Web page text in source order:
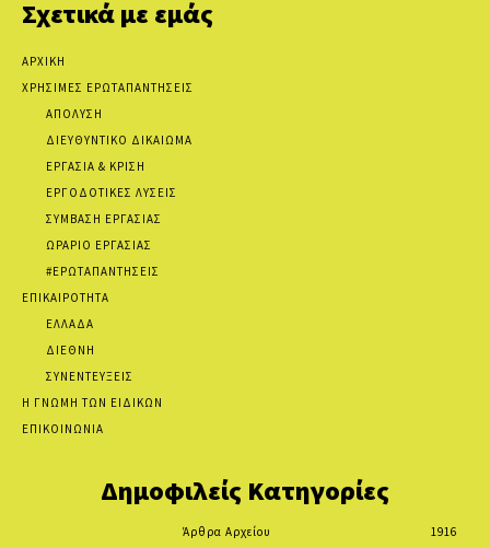
Σχετικά με εμάς
ΑΡΧΙΚΗ
ΧΡΗΣΙΜΕΣ ΕΡΩΤΑΠΑΝΤΗΣΕΙΣ
ΑΠΟΛΥΣΗ
ΔΙΕΥΘΥΝΤΙΚΟ ΔΙΚΑΙΩΜΑ
ΕΡΓΑΣΙΑ & ΚΡΙΣΗ
ΕΡΓΟΔΟΤΙΚΕΣ ΛΥΣΕΙΣ
ΣΥΜΒΑΣΗ ΕΡΓΑΣΙΑΣ
ΩΡΑΡΙΟ ΕΡΓΑΣΙΑΣ
#ΕΡΩΤΑΠΑΝΤΗΣΕΙΣ
ΕΠΙΚΑΙΡΟΤΗΤΑ
ΕΛΛΑΔΑ
ΔΙΕΘΝΗ
ΣΥΝΕΝΤΕΥΞΕΙΣ
Η ΓΝΩΜΗ ΤΩΝ ΕΙΔΙΚΩΝ
ΕΠΙΚΟΙΝΩΝΙΑ
Δημοφιλείς Κατηγορίες
Άρθρα Αρχείου 1916